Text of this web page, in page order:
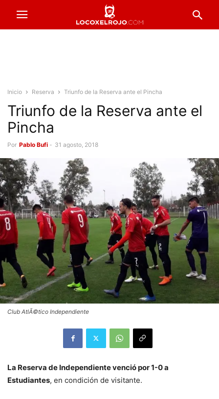
Inicio Reserva Triunfo de la Reserva ante el Pincha
Triunfo de la Reserva ante el
Pincha
Por Pablo Bufi - 31 agosto, 2018
Club AtlÃ©tico Independiente
La Reserva de Independiente venció por 1-0 a
Estudiantes, en condición de visitante.